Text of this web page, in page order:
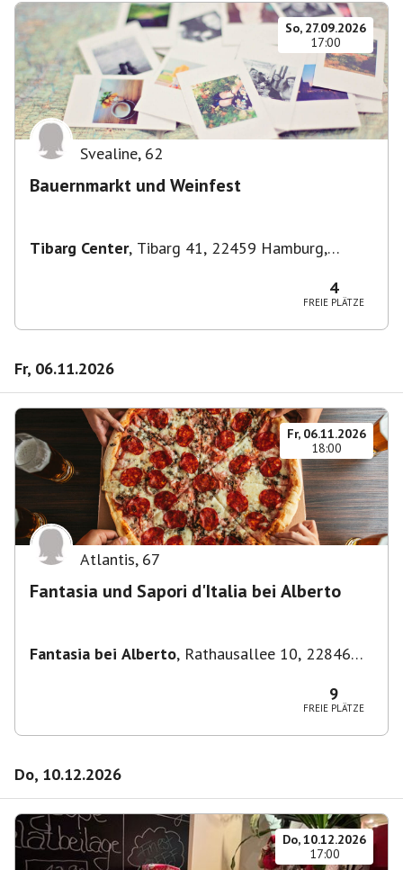
So, 27.09.2026
17:00
Svealine, 62
Bauernmarkt und Weinfest
Tibarg Center, Tibarg 41, 22459 Hamburg,
4
FREIE PLÄTZE
Fr, 06.11.2026
Fr, 06.11.2026
18:00
Atlantis, 67
Fantasia und Sapori d'Italia bei Alberto
Fantasia bei Alberto, Rathausallee 10, 22846
9
FREIE PLÄTZE
Do, 10.12.2026
Do, 10.12.2026
17:00